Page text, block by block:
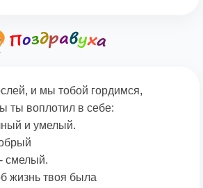
и мы тобой гордимся,
ты воплотил в себе:
и умелый.
смелый.
жизнь твоя была